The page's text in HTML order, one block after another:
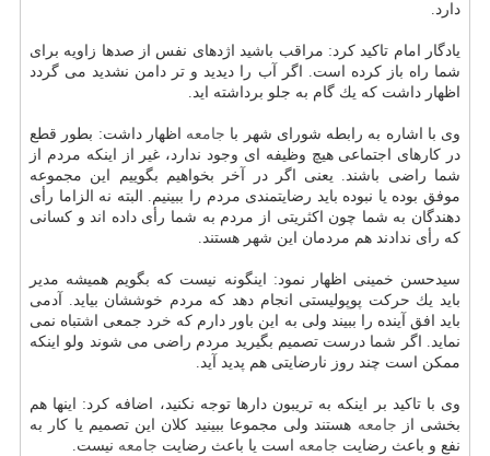
دارد.
یادگار امام تاكید كرد: مراقب باشید اژدهای نفس از صدها زاویه برای
شما راه باز كرده است. اگر آب را دیدید و تر دامن نشدید می گردد
اظهار داشت كه یك گام به جلو برداشته اید.
وی با اشاره به رابطه شورای شهر با جامعه اظهار داشت: بطور قطع
در كارهای اجتماعی هیچ وظیفه ای وجود ندارد، غیر از اینكه مردم از
شما راضی باشند. یعنی اگر در آخر بخواهیم بگوییم این مجموعه
موفق بوده یا نبوده باید رضایتمندی مردم را ببینیم. البته نه الزاما رأی
دهندگان به شما چون اكثریتی از مردم به شما رأی داده اند و كسانی
كه رأی ندادند هم مردمان این شهر هستند.
سیدحسن خمینی اظهار نمود: اینگونه نیست كه بگویم همیشه مدیر
باید یك حركت پوپولیستی انجام دهد كه مردم خوششان بیاید. آدمی
باید افق آینده را ببیند ولی به این باور دارم كه خرد جمعی اشتباه نمی
نماید. اگر شما درست تصمیم بگیرید مردم راضی می شوند ولو اینكه
ممكن است چند روز نارضایتی هم پدید آید.
وی با تاكید بر اینكه به تریبون دارها توجه نكنید، اضافه كرد: اینها هم
بخشی از جامعه هستند ولی مجموعا ببینید كلان این تصمیم یا كار به
نفع و باعث رضایت جامعه است یا باعث رضایت جامعه نیست.